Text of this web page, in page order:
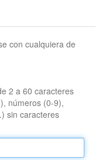
con cualquiera de
2 a 60 caracteres
números (0-9),
sin caracteres